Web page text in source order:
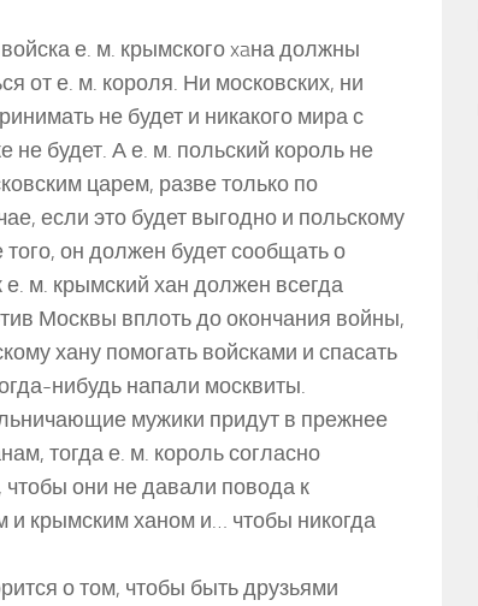
е. м. крымского xaна должны
от е. м. короля. Ни московских, ни
не будет и никакого мира с
не будет. А е. м. польский король не
царем, разве только по
если это будет выгодно и польскому
он должен будет сообщать о
м. крымский хан должен всегда
Москвы вплоть до окончания войны,
хану помогать войсками и спасать
нибудь напали москвиты.
мужики придут в прежнее
тогда е. м. король согласно
они не давали повода к
крымским ханом и… чтобы никогда
о том, чтобы быть друзьями